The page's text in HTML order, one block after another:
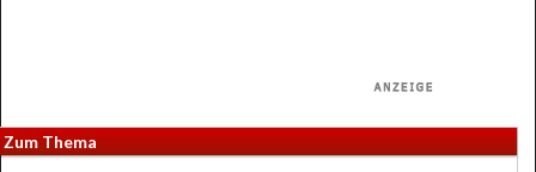
Zum Thema